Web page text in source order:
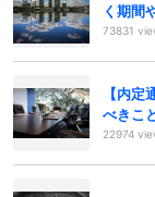
く期間
73831
【内
べきこ
22974